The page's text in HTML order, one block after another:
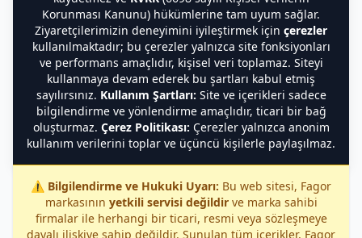
Korunması Kanunu) hükümlerine tam uyum sağlar.
Ziyaretçilerimizin deneyimini iyileştirmek için çerezler
kullanılmaktadır; bu çerezler yalnızca site fonksiyonları
ve performans amaçlıdır, kişisel veri toplamaz. Siteyi
kullanmaya devam ederek bu şartları kabul etmiş
sayılırsınız. Kullanım Şartları: Site ve içerikleri sadece
bilgilendirme ve yönlendirme amaçlıdır, ticari bir bağ
oluşturmaz. Çerez Politikası: Çerezler yalnızca anonim
kullanım verilerini toplar ve üçüncü kişilerle paylaşılmaz.
⚠️ Bilgilendirme ve Hukuki Uyarı: Bu web sitesi, Fagor
markasının yetkili servisi değildirve marka sahibi
firmalar ile herhangi bir ticari, resmi veya sözleşmeye
dayalı ilişkiye sahip değildir. Sunulan tüm içerikler, Fagor